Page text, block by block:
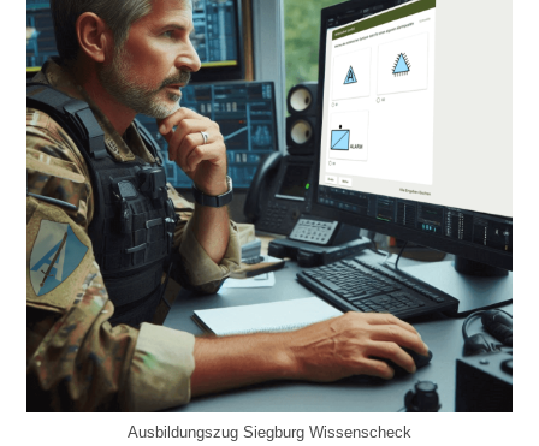
Ausbildungszug Siegburg Wissenscheck